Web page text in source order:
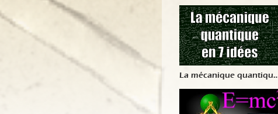
La mécanique quantique